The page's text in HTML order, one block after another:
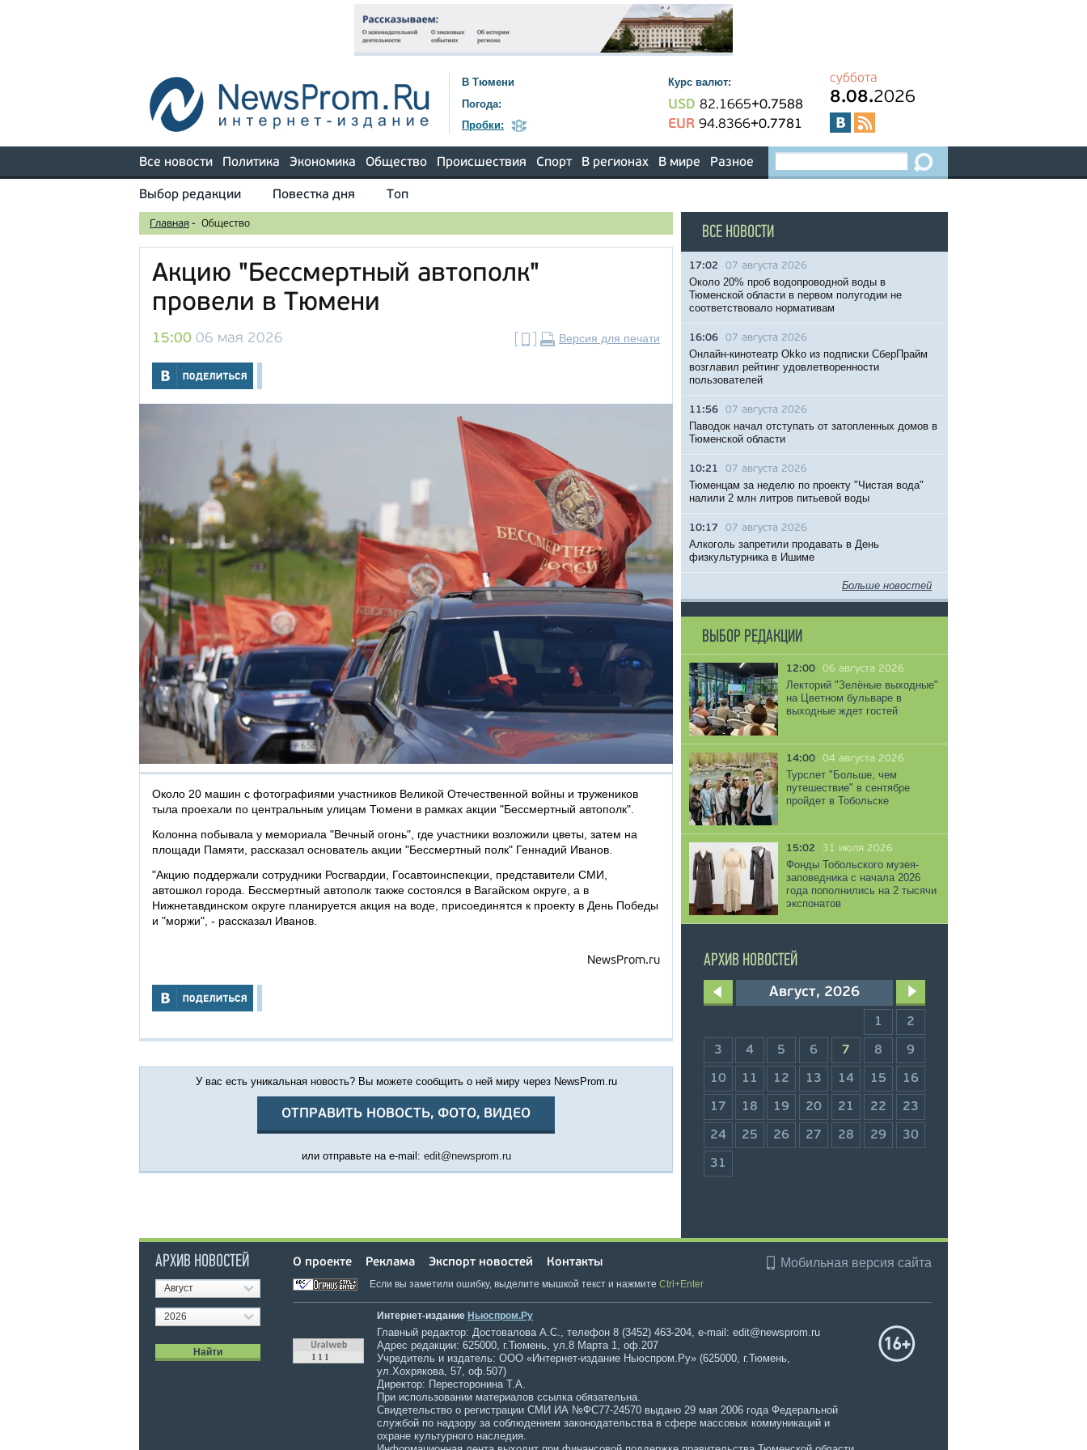
В Тюмени
Погода:
Пробки:
Курс валют:
USD 82.1665+0.7588
EUR 94.8366+0.7781
суббота
8.08.2026
Все новости Политика Экономика Общество Происшествия Спорт В регионах В мире Разное
Выбор редакции Повестка дня Топ
Главная - Общество
Акцию "Бессмертный автополк"
провели в Тюмени
15:00 06 мая 2026 Версия для печати
Около 20 машин с фотографиями участников Великой Отечественной войны и тружеников
тыла проехали по центральным улицам Тюмени в рамках акции "Бессмертный автополк".
Колонна побывала у мемориала "Вечный огонь", где участники возложили цветы, затем на
площади Памяти, рассказал основатель акции "Бессмертный полк" Геннадий Иванов.
"Акцию поддержали сотрудники Росгвардии, Госавтоинспекции, представители СМИ,
автошкол города. Бессмертный автополк также состоялся в Вагайском округе, а в
Нижнетавдинском округе планируется акция на воде, присоединятся к проекту в День Победы
и "моржи", - рассказал Иванов.
NewsProm.ru
У вас есть уникальная новость? Вы можете сообщить о ней миру через NewsProm.ru
ОТПРАВИТЬ НОВОСТЬ, ФОТО, ВИДЕО
или отправьте на e-mail: edit@newsprom.ru
ВСЕ НОВОСТИ
17:02 07 августа 2026
Около 20% проб водопроводной воды в
Тюменской области в первом полугодии не
соответствовало нормативам
16:06 07 августа 2026
Онлайн-кинотеатр Okko из подписки СберПрайм
возглавил рейтинг удовлетворенности
пользователей
11:56 07 августа 2026
Паводок начал отступать от затопленных домов в
Тюменской области
10:21 07 августа 2026
Тюменцам за неделю по проекту "Чистая вода"
налили 2 млн литров питьевой воды
10:17 07 августа 2026
Алкоголь запретили продавать в День
физкультурника в Ишиме
Больше новостей
ВЫБОР РЕДАКЦИИ
12:00 06 августа 2026
Лекторий "Зелёные выходные"
на Цветном бульваре в
выходные ждет гостей
14:00 04 августа 2026
Турслет "Больше, чем
путешествие" в сентябре
пройдет в Тобольске
15:02 31 июля 2026
Фонды Тобольского музея-
заповедника с начала 2026
года пополнились на 2 тысячи
экспонатов
АРХИВ НОВОСТЕЙ
Август, 2026
1 2
3 4 5 6 7 8 9
10 11 12 13 14 15 16
17 18 19 20 21 22 23
24 25 26 27 28 29 30
31
АРХИВ НОВОСТЕЙ
Август
2026
О проекте Реклама Экспорт новостей Контакты Мобильная версия сайта
Если вы заметили ошибку, выделите мышкой текст и нажмите Ctrl+Enter
Интернет-издание Ньюспром.Ру
Главный редактор: Достовалова А.С., телефон 8 (3452) 463-204, e-mail: edit@newsprom.ru
Адрес редакции: 625000, г.Тюмень, ул.8 Марта 1, оф.207
Учредитель и издатель: ООО «Интернет-издание Ньюспром.Ру» (625000, г.Тюмень,
ул.Хохрякова, 57, оф.507)
Директор: Пересторонина Т.А.
При использовании материалов ссылка обязательна.
Свидетельство о регистрации СМИ ИА №ФС77-24570 выдано 29 мая 2006 года Федеральной
службой по надзору за соблюдением законодательства в сфере массовых коммуникаций и
охране культурного наследия.